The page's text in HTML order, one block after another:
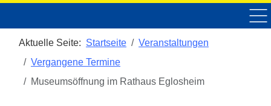
Aktuelle Seite: Startseite
Veranstaltungen
Vergangene Termine
Museumsöffnung im Rathaus Eglosheim